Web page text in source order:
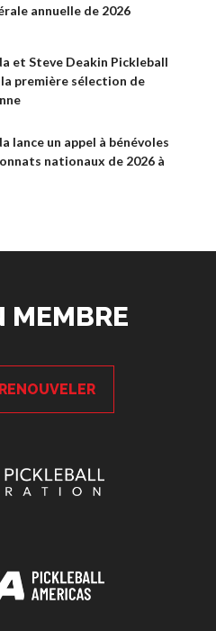
annuelle de 2026
et Steve Deakin Pickleball
première sélection de
lance un appel à bénévoles
nationaux de 2026 à
MEMBRE
RENOUVELER